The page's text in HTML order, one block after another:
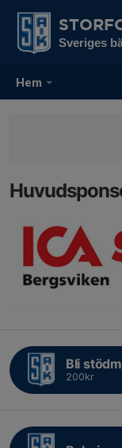
Hem
Sveriges
Bli
200kr